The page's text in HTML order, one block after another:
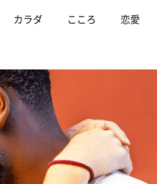
カラダ こころ 恋愛